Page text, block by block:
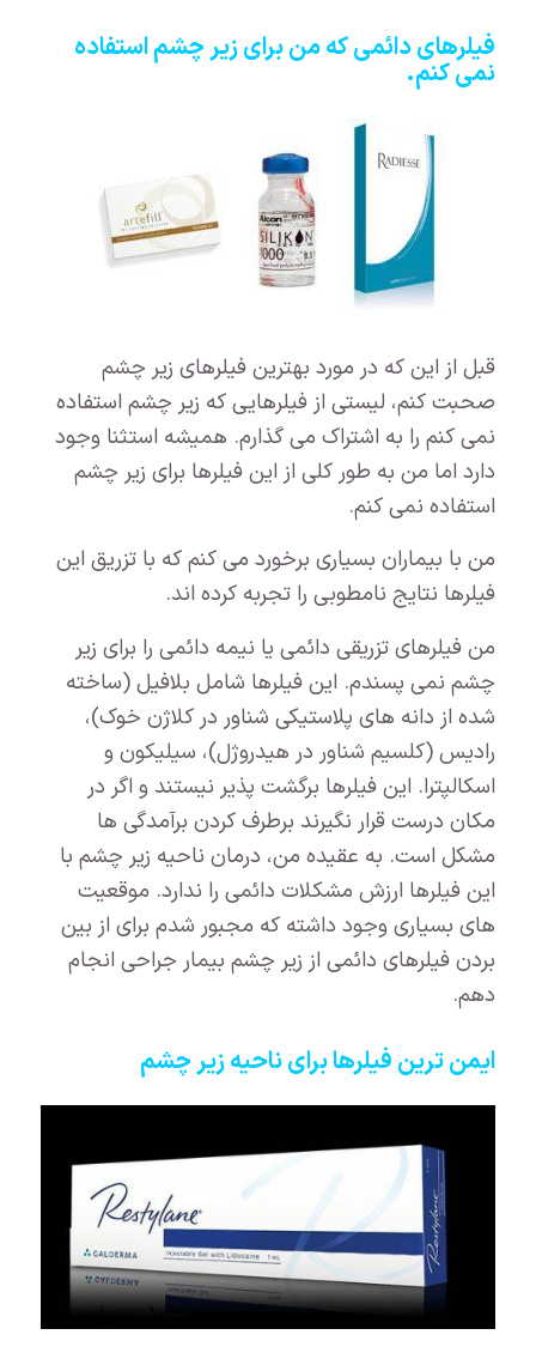
فیلرهای دائمی که من برای زیر چشم استفاده
نمی کنم.
قبل از این که در مورد بهترین فیلرهای زیر چشم
صحبت کنم، لیستی از فیلرهایی که زیر چشم استفاده
نمی کنم را به اشتراک می گذارم. همیشه استثنا وجود
دارد اما من به طور کلی از این فیلرها برای زیر چشم
استفاده نمی کنم.
من با بیماران بسیاری برخورد می کنم که با تزریق این
فیلرها نتایج نامطوبی را تجربه کرده اند.
من فیلرهای تزریقی دائمی یا نیمه دائمی را برای زیر
چشم نمی پسندم. این فیلرها شامل بلافیل (ساخته
شده از دانه های پلاستیکی شناور در کلاژن خوک)،
رادیس (کلسیم شناور در هیدروژل)، سیلیکون و
اسکالپترا. این فیلرها برگشت پذیر نیستند و اگر در
مکان درست قرار نگیرند برطرف کردن برآمدگی ها
مشکل است. به عقیده من، درمان ناحیه زیر چشم با
این فیلرها ارزش مشکلات دائمی را ندارد. موقعیت
های بسیاری وجود داشته که مجبور شدم برای از بین
بردن فیلرهای دائمی از زیر چشم بیمار جراحی انجام
دهم.
ایمن ترین فیلرها برای ناحیه زیر چشم